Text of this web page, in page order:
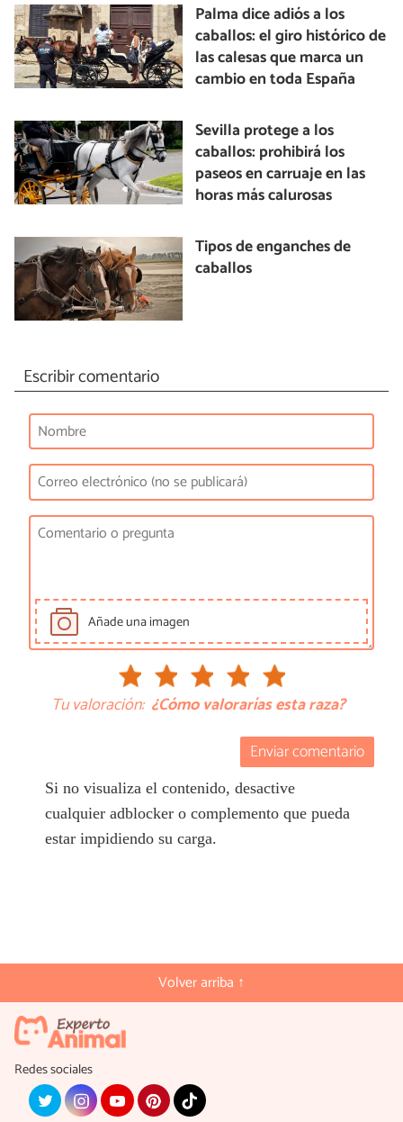
Palma dice adiós a los
caballos: el giro histórico de
las calesas que marca un
cambio en toda España
Sevilla protege a los
caballos: prohibirá los
paseos en carruaje en las
horas más calurosas
Tipos de enganches de
caballos
Escribir comentario
Añade una imagen
Tu valoración: ¿Cómo valorarías esta raza?
Enviar comentario
Si no visualiza el contenido, desactive
cualquier adblocker o complemento que pueda
estar impidiendo su carga.
Volver arriba ↑
Redes sociales